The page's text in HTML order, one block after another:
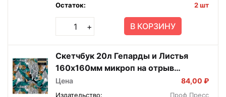
Остаток:
2 шт
+ В КОРЗИНУ
Скетчбук 20л Гепарды и Листья
160х160мм микроп на отрыв
Спираль 20-3792
Цена 84,00 ₽
Издательство:
Проф Пресс